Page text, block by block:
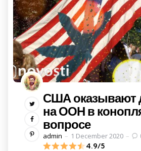
США оказывают
на ООН в
вопросе
Posted
by
admin 1 December 2020
4.9/5